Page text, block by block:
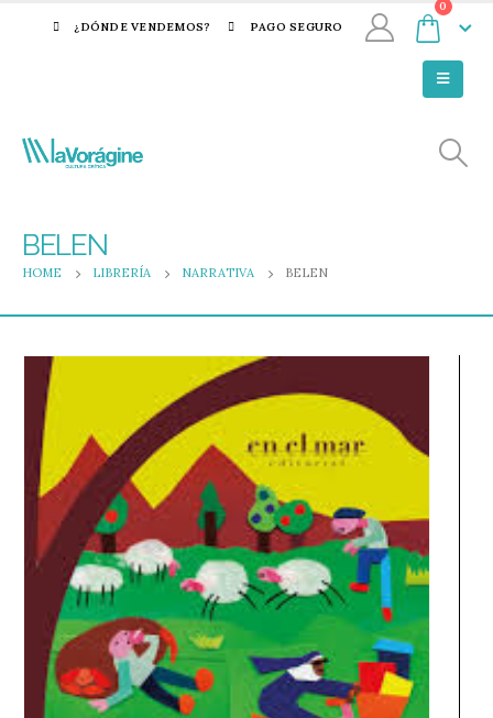
¿DÓNDE VENDEMOS? PAGO SEGURO
0
BELEN
HOME LIBRERÍA NARRATIVA BELEN